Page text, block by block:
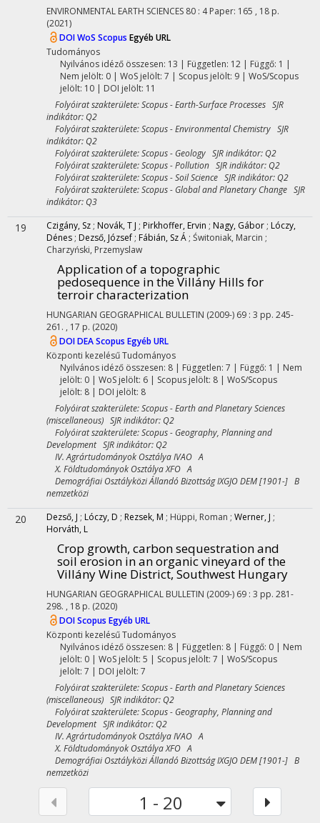
ENVIRONMENTAL EARTH SCIENCES 80 : 4 Paper: 165 , 18 p.
(2021)
DOIWoS Scopus Egyéb URL
Tudományos
Nyilvános idéző összesen: 13 | Független: 12 | Függő: 1 |
Nem jelölt: 0 | WoS jelölt: 7 | Scopus jelölt: 9 | WoS/Scopus
jelölt: 10 | DOI jelölt: 11
Folyóirat szakterülete: Scopus - Earth-Surface Processes SJR
indikátor: Q2
Folyóirat szakterülete: Scopus - Environmental Chemistry SJR
indikátor: Q2
Folyóirat szakterülete: Scopus - Geology SJR indikátor: Q2
Folyóirat szakterülete: Scopus - Pollution SJR indikátor: Q2
Folyóirat szakterülete: Scopus - Soil Science SJR indikátor: Q2
Folyóirat szakterülete: Scopus - Global and Planetary Change SJR
indikátor: Q3
19 Czigány, Sz ; Novák, T J ; Pirkhoffer, Ervin ; Nagy, Gábor ; Lóczy,
Dénes ; Dezső, József ; Fábián, Sz Á ; Świtoniak, Marcin ;
Charzyński, Przemyslaw
Application of a topographic
pedosequence in the Villány Hills for
terroir characterization
HUNGARIAN GEOGRAPHICAL BULLETIN (2009-) 69 : 3 pp. 245-
261. , 17 p. (2020)
DOIDEAScopus Egyéb URL
Központi kezelésűTudományos
Nyilvános idéző összesen: 8| Független: 7 | Függő: 1 | Nem
jelölt: 0 | WoS jelölt: 6 | Scopus jelölt: 8 | WoS/Scopus
jelölt: 8 | DOI jelölt: 8
Folyóirat szakterülete: Scopus - Earth and Planetary Sciences
(miscellaneous) SJR indikátor: Q2
Folyóirat szakterülete: Scopus - Geography, Planning and
Development SJR indikátor: Q2
IV. Agrártudományok Osztálya IVAO A
X. Földtudományok Osztálya XFO A
Demográfiai Osztályközi Állandó Bizottság IXGJO DEM [1901-] B
nemzetközi
20 Dezső, J ; Lóczy, D ; Rezsek, M ; Hüppi, Roman ; Werner, J ;
Horváth, L
Crop growth, carbon sequestration and
soil erosion in an organic vineyard of the
Villány Wine District, Southwest Hungary
HUNGARIAN GEOGRAPHICAL BULLETIN (2009-) 69 : 3 pp. 281-
298. , 18 p. (2020)
DOIScopus Egyéb URL
Központi kezelésűTudományos
Nyilvános idéző összesen: 8| Független: 8 | Függő: 0 | Nem
jelölt: 0 | WoS jelölt: 5 | Scopus jelölt: 7 | WoS/Scopus
jelölt: 7 | DOI jelölt: 7
Folyóirat szakterülete: Scopus - Earth and Planetary Sciences
(miscellaneous) SJR indikátor: Q2
Folyóirat szakterülete: Scopus - Geography, Planning and
Development SJR indikátor: Q2
IV. Agrártudományok Osztálya IVAO A
X. Földtudományok Osztálya XFO A
Demográfiai Osztályközi Állandó Bizottság IXGJO DEM [1901-] B
nemzetközi
1 - 20